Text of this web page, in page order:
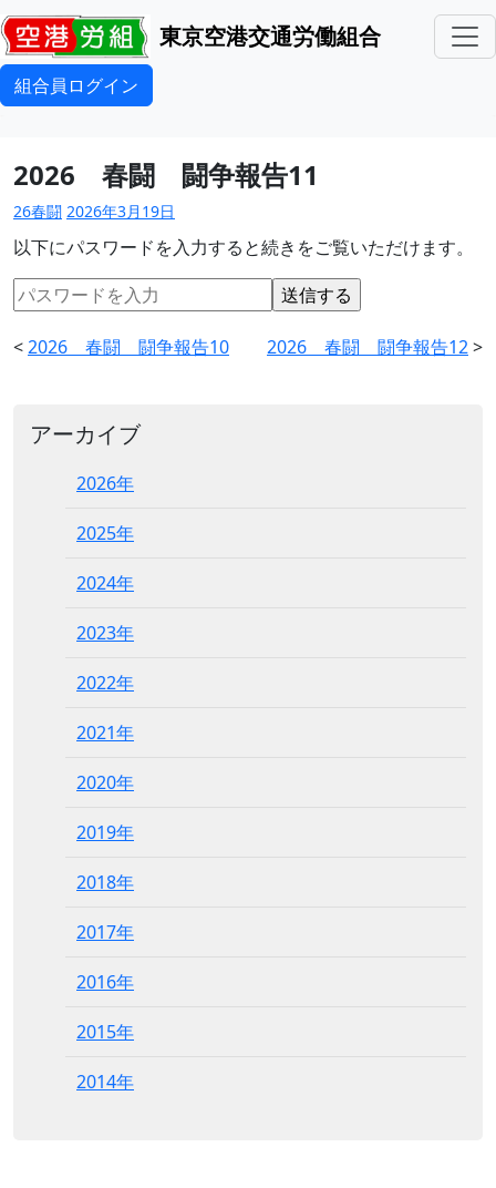
東京空港交通労働組合
組合員ログイン
アーカイブ
2026年
2025年
2024年
2023年
2022年
2021年
2020年
2019年
2018年
2017年
2016年
2015年
2014年
2026 春闘 闘争報告11
26春闘 2026年3月19日
以下にパスワードを入力すると続きをご覧いただけます。
<2026 春闘 闘争報告10 2026 春闘 闘争報告12>